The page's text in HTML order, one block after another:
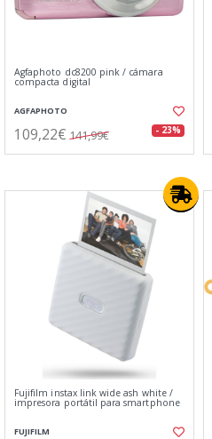
Agfaphoto dc8200 pink / cámara
compacta digital
AGFAPHOTO
109,22€ 141,99€ - 23%
Fujifilm instax link wide ash white /
impresora portátil para smartphone
FUJIFILM